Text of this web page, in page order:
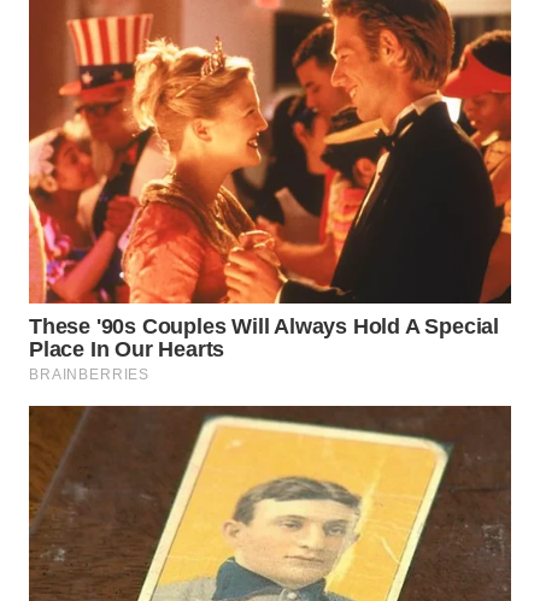
WN
SULUT
WN
MALUKU
WN
MALUT
WN
DAIRI
WN
DANAU
TOBA
WN
NIAS
WN